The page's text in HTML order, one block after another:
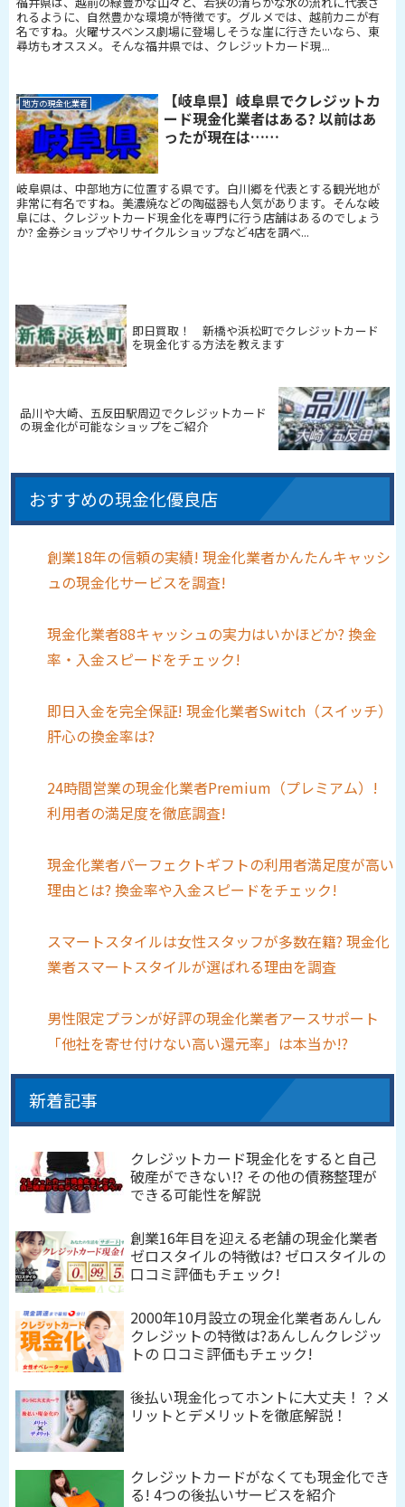
れるように、自然豊かな環境が特徴です。グルメでは、越前カニが有
名ですね。火曜サスベンス劇場に登場しそうな崖に行きたいなら、東
尋坊もオススメ。そんな福井県では、クレジットカード現...
地方の現金化業者
【岐阜県】岐阜県でクレジットカ
ード現金化業者はある? 以前はあ
ったが現在は……
岐阜県は、中部地方に位置する県です。白川郷を代表とする観光地が
非常に有名ですね。美濃焼などの陶磁器も人気があります。そんな岐
阜には、クレジットカード現金化を専門に行う店舗はあるのでしょう
か? 金券ショップやリサイクルショップなど4店を調べ...
即日買取！ 新橋や浜松町でクレジットカード
を現金化する方法を教えます
品川や大崎、五反田駅周辺でクレジットカード
の現金化が可能なショップをご紹介
おすすめの現金化優良店
創業18年の信頼の実績! 現金化業者かんたんキャッシ
ュの現金化サービスを調査!
現金化業者88キャッシュの実力はいかほどか? 換金
率・入金スピードをチェック!
即日入金を完全保証! 現金化業者Switch（スイッチ）
肝心の換金率は?
24時間営業の現金化業者Premium（プレミアム）!
利用者の満足度を徹底調査!
現金化業者パーフェクトギフトの利用者満足度が高い
理由とは? 換金率や入金スピードをチェック!
スマートスタイルは女性スタッフが多数在籍? 現金化
業者スマートスタイルが選ばれる理由を調査
男性限定プランが好評の現金化業者アースサポート
「他社を寄せ付けない高い還元率」は本当か!?
新着記事
クレジットカード現金化をすると自己
破産ができない!? その他の債務整理が
できる可能性を解説
創業16年目を迎える老舗の現金化業者
ゼロスタイルの特徴は? ゼロスタイルの
口コミ評価もチェック!
2000年10月設立の現金化業者あんしん
クレジットの特徴は?あんしんクレジッ
トの 口コミ評価もチェック!
後払い現金化ってホントに大丈夫！？メ
リットとデメリットを徹底解説！
クレジットカードがなくても現金化でき
る! 4つの後払いサービスを紹介